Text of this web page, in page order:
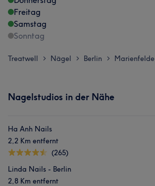
Freitag
Samstag
Sonntag
Treatwell > Nägel > Berlin > Marienfelde
Nagelstudios in der Nähe
Ha Anh Nails
2,2 Km entfernt
(265)
Linda Nails - Berlin
2,8 Km entfernt